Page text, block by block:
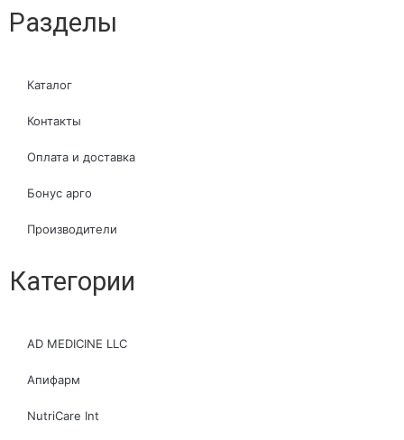
Разделы
Каталог
Контакты
Оплата и доставка
Бонус арго
Производители
Категории
AD MEDICINE LLC
Апифарм
NutriCare Int